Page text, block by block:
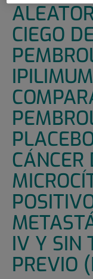
CIEGO
IV Y SIN
PREVIO